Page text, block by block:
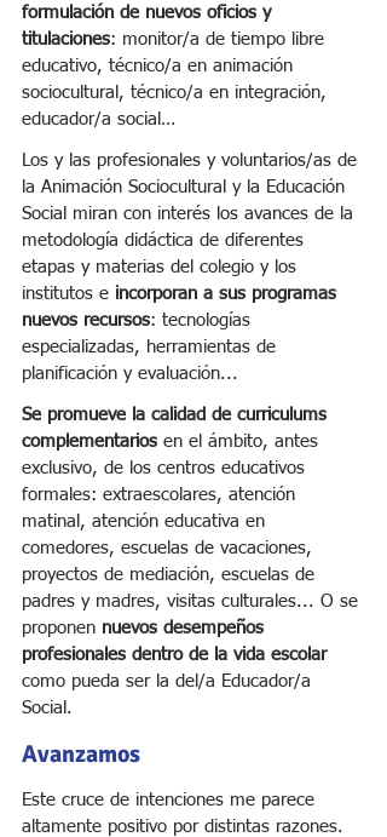
formulación de nuevos oficios y
titulaciones: monitor/a de tiempo libre
educativo, técnico/a en animación
sociocultural, técnico/a en integración,
educador/a social…
Los y las profesionales y voluntarios/as de
la Animación Sociocultural y la Educación
Social miran con interés los avances de la
metodología didáctica de diferentes
etapas y materias del colegio y los
institutos e incorporan a sus programas
nuevos recursos: tecnologías
especializadas, herramientas de
planificación y evaluación...
Se promueve la calidad de curriculums
complementarios en el ámbito, antes
exclusivo, de los centros educativos
formales: extraescolares, atención
matinal, atención educativa en
comedores, escuelas de vacaciones,
proyectos de mediación, escuelas de
padres y madres, visitas culturales... O se
proponen nuevos desempeños
profesionales dentro de la vida escolar
como pueda ser la del/a Educador/a
Social.
Avanzamos
Este cruce de intenciones me parece
altamente positivo por distintas razones.